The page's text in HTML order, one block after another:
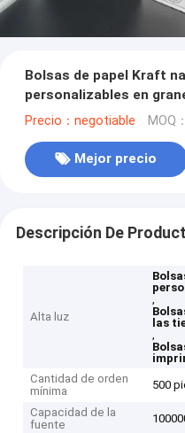
Bolsas de papel Kraft
personalizables en
Bolsas de papel Kraft
Precio：negotiable MOQ
Mejor precio
Descripción De
Alta luz
,
las
,
Cantidad de orden
mínima
500
Capacidad de la
fuente